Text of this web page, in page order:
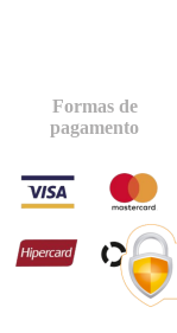
Formas de
pagamento